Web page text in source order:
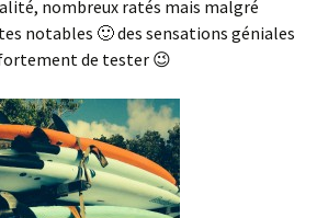
nombreux ratés mais malgré
notables 🙂 des sensations géniales
de tester 😉